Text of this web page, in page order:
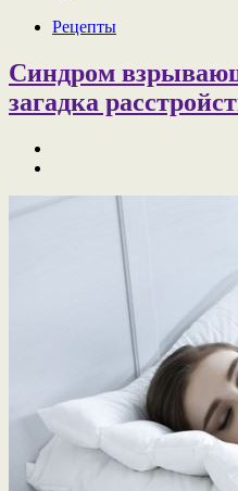
Рецепты
Синдром
загадка